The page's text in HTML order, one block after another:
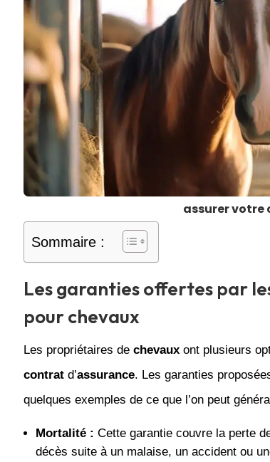
assurer votre
Sommaire :
Les garanties offertes par
pour chevaux
Les propriétaires de chevauxont plusieurs
contratd’assurance. Les garanties
quelques exemples de ce que l’on peut
Mortalité : Cette garantie couvre la perte
décès suite à un malaise, un accident ou